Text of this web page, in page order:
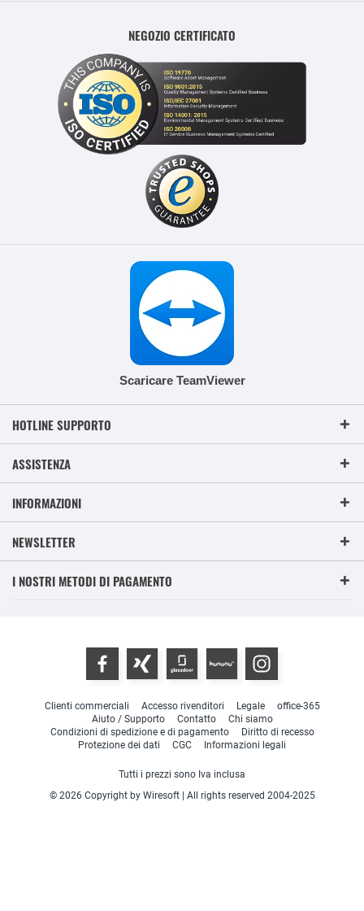
NEGOZIO CERTIFICATO
Scaricare TeamViewer
HOTLINE SUPPORTO
ASSISTENZA
INFORMAZIONI
NEWSLETTER
I NOSTRI METODI DI PAGAMENTO
Clienti commerciali Accesso rivenditori Legale
office-365
Aiuto / Supporto
Contatto
Chi siamo
Condizioni di spedizione e di pagamento
Diritto di recesso
Protezione dei dati
CGC Informazioni legali
Tutti i prezzi sono Iva inclusa
© 2026 Copyright by Wiresoft | All rights reserved 2004-2025